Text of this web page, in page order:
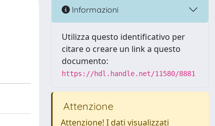
Informazioni
Utilizza questo identificativo per
citare o creare un link a questo
documento:
https://hdl.handle.net/11580/8881
Attenzione
Attenzione! I dati visualizzati